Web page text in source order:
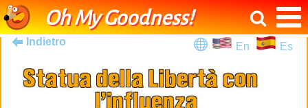
Oh My Goodness!
Indietro En Es